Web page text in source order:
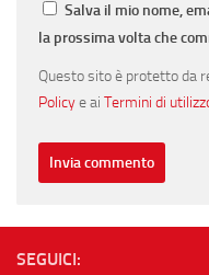
Salva il mio nome,
la prossima volta che
Questo sito è protetto da
Policye ai Termini di
SEGUICI: